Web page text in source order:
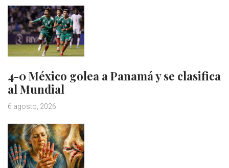
4-0 México golea a Panamá y se clasifica
al Mundial
6 agosto, 2026